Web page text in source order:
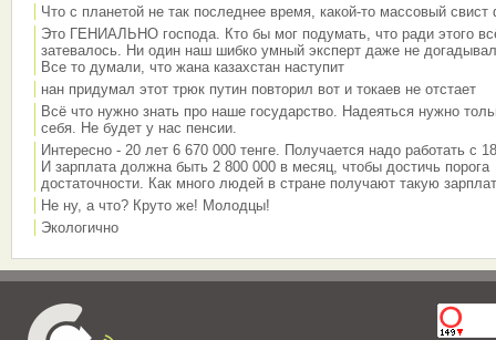
Что с планетой не так последнее время, какой-то массовый свист
Это ГЕНИАЛЬНО господа. Кто бы мог подумать, что ради этого
затевалось. Ни один наш шибко умный эксперт даже не
Все то думали, что жана казахстан наступит
нан придумал этот трюк путин повторил вот и токаев не отстает
Всё что нужно знать про наше государство. Надеяться нужно
себя. Не будет у нас пенсии.
Интересно - 20 лет 6 670 000 тенге. Получается надо работать с
И зарплата должна быть 2 800 000 в месяц, чтобы достичь порога
достаточности. Как много людей в стране получают такую
Не ну, а что? Круто же! Молодцы!
Экологично